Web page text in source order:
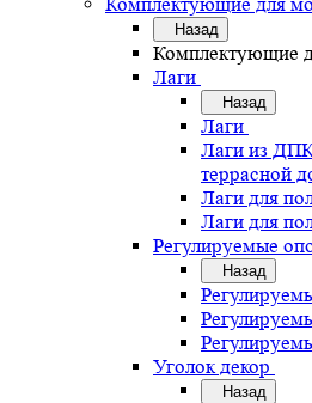
Назад
Комплектующие
Лаги
Назад
Лаги
Лаги из
террасной
Лаги для
Лаги для
Регулируемые
Назад
Уголок декор
Назад